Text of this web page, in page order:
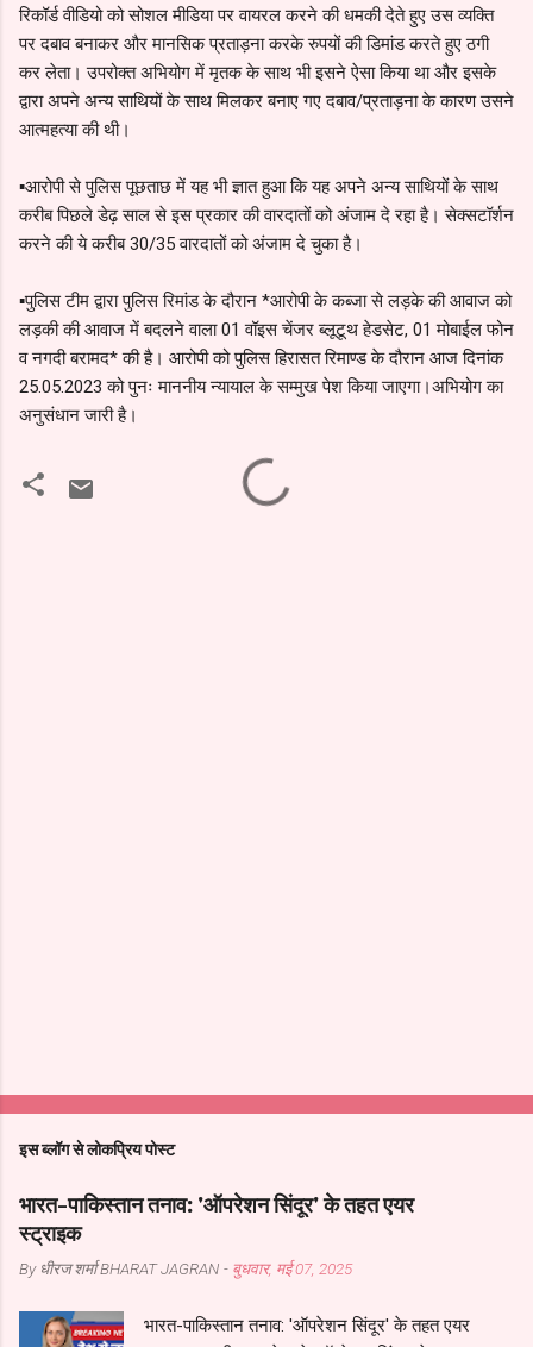
रिकॉर्ड वीडियो को सोशल मीडिया पर वायरल करने की धमकी देते हुए उस व्यक्ति
पर दबाव बनाकर और मानसिक प्रताड़ना करके रुपयों की डिमांड करते हुए ठगी
कर लेता। उपरोक्त अभियोग में मृतक के साथ भी इसने ऐसा किया था और इसके
द्वारा अपने अन्य साथियों के साथ मिलकर बनाए गए दबाव/प्रताड़ना के कारण उसने
आत्महत्या की थी।
▪️आरोपी से पुलिस पूछताछ में यह भी ज्ञात हुआ कि यह अपने अन्य साथियों के साथ
करीब पिछले डेढ़ साल से इस प्रकार की वारदातों को अंजाम दे रहा है। सेक्सटॉर्शन
करने की ये करीब 30/35 वारदातों को अंजाम दे चुका है।
▪️पुलिस टीम द्वारा पुलिस रिमांड के दौरान *आरोपी के कब्जा से लड़के की आवाज को
लड़की की आवाज में बदलने वाला 01 वॉइस चेंजर ब्लूटूथ हेडसेट, 01 मोबाईल फोन
व नगदी बरामद* की है।‌ आरोपी को पुलिस हिरासत रिमाण्ड के दौरान आज दिनांक
25.05.2023 को पुनः माननीय न्यायाल के सम्मुख पेश किया जाएगा।अभियोग का
अनुसंधान जारी है।
इस ब्लॉग से लोकप्रिय पोस्ट
भारत-पाकिस्तान तनाव: 'ऑपरेशन सिंदूर' के तहत एयर
स्ट्राइक
By धीरज शर्माBHARAT JAGRAN - बुधवार, मई 07, 2025
भारत-पाकिस्तान तनाव: 'ऑपरेशन सिंदूर' के तहत एयर